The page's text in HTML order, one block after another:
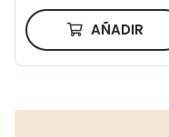
AÑADIR